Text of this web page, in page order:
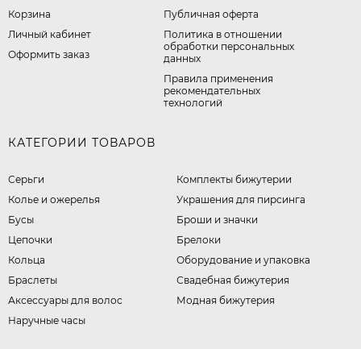
Корзина
Личный кабинет
Оформить заказ
Публичная оферта
​Политика в отношении
обработки персональных
данных
Правила применения
рекомендательных
технологий
КАТЕГОРИИ ТОВАРОВ
Серьги
Колье и ожерелья
Бусы
Цепочки
Кольца
Браслеты
Аксессуары для волос
Наручные часы
Комплекты бижутерии
Украшения для пирсинга
Броши и значки
Брелоки
Оборудование и упаковка
Свадебная бижутерия
Модная бижутерия